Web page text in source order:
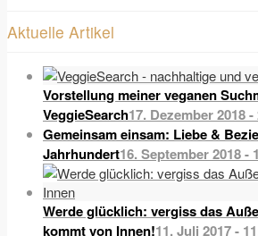
Aktuelle Artikel
Vorstellung meiner veganen
VeggieSearch17. Dezember 2018 -
Gemeinsam einsam: Liebe &
Jahrhundert16. September 2018 -
Werde glücklich: vergiss das
kommt von Innen!11. Juli 2017 -